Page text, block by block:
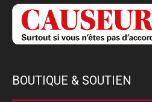
BOUTIQUE & SOUTIEN